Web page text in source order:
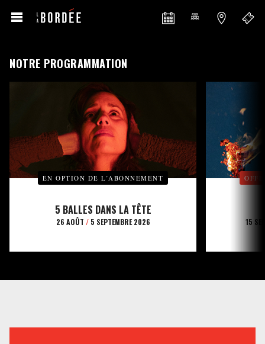
NOTRE PROGRAMMATION
EN OPTION DE L’ABONNEMENT
5 BALLES DANS LA TÊTE
26 AOÛT /5 SEPTEMBRE 2026 15